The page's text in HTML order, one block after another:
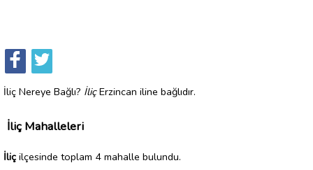
İliç Nereye Bağlı? İliçErzincan iline bağlıdır.
İliç Mahalleleri
İliç ilçesinde toplam 4 mahalle bulundu.